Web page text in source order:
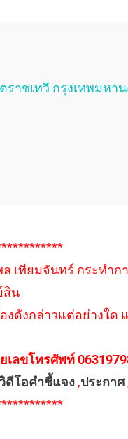
ราชเทวี กรุงเทพมหา
ทียมจันทร์ กระทำก
สิน
งดังกล่าวแต่อย่างใ
ลขโทรศัพท์
ดีโอคำชี้แจง,ประกาศ